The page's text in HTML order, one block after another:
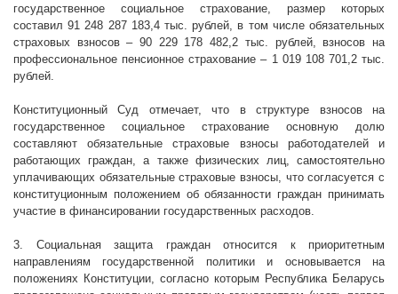
государственное социальное страхование, размер которых
составил 91 248 287 183,4 тыс. рублей, в том числе обязательных
страховых взносов – 90 229 178 482,2 тыс. рублей, взносов на
профессиональное пенсионное страхование – 1 019 108 701,2 тыс.
рублей.
Конституционный Суд отмечает, что в структуре взносов на
государственное социальное страхование основную долю
составляют обязательные страховые взносы работодателей и
работающих граждан, а также физических лиц, самостоятельно
уплачивающих обязательные страховые взносы, что согласуется с
конституционным положением об обязанности граждан принимать
участие в финансировании государственных расходов.
3. Социальная защита граждан относится к приоритетным
направлениям государственной политики и основывается на
положениях Конституции, согласно которым Республика Беларусь